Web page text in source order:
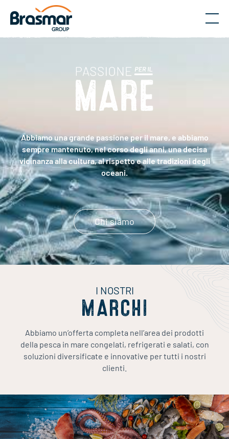
Abbiamo una grande passione per il mare, e abbiamo
sempre mantenuto, nel corso degli anni, una decisa
vicinanza alla cultura, al rispetto e alle tradizioni degli
oceani.
Chi siamo
I NOSTRI
MARCHI
Abbiamo un’offerta completa nell’area dei prodotti
della pesca in mare congelati, refrigerati e salati, con
soluzioni diversificate e innovative per tutti i nostri
clienti.